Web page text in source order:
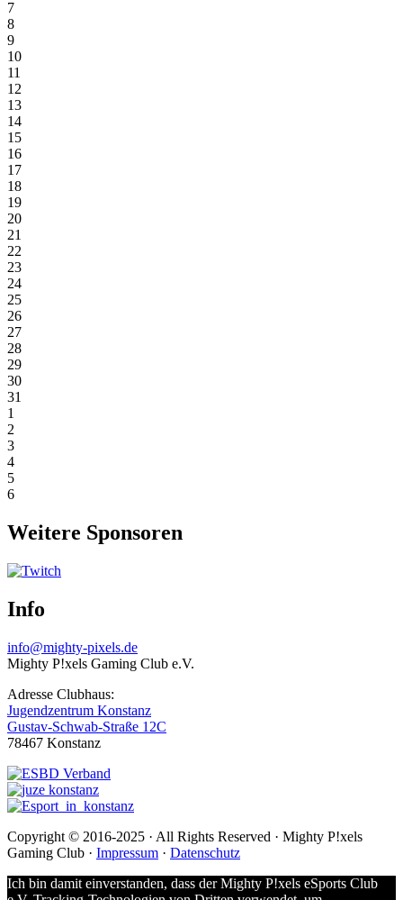
7
8
9
10
11
12
13
14
15
16
17
18
19
20
21
22
23
24
25
26
27
28
29
30
31
1
2
3
4
5
6
Weitere Sponsoren
Info
info@mighty-pixels.de
Mighty P!xels Gaming Club e.V.
Adresse Clubhaus:
Jugendzentrum Konstanz
Gustav-Schwab-Straße 12C
78467 Konstanz
Copyright © 2016-2025 · All Rights Reserved · Mighty P!xels
Gaming Club · Impressum · Datenschutz
Ich bin damit einverstanden, dass der Mighty P!xels eSports Club